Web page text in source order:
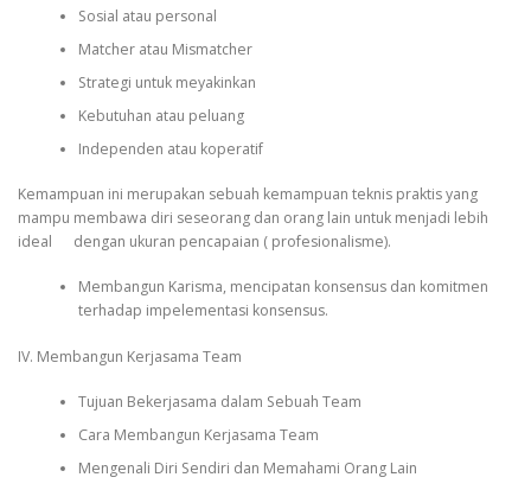
Sosial atau personal
Matcher atau Mismatcher
Strategi untuk meyakinkan
Kebutuhan atau peluang
Independen atau koperatif
Kemampuan ini merupakan sebuah kemampuan teknis praktis yang
mampu membawa diri seseorang dan orang lain untuk menjadi lebih
ideal dengan ukuran pencapaian ( profesionalisme).
Membangun Karisma, mencipatan konsensus dan komitmen
terhadap impelementasi konsensus.
IV. Membangun Kerjasama Team
Tujuan Bekerjasama dalam Sebuah Team
Cara Membangun Kerjasama Team
Mengenali Diri Sendiri dan Memahami Orang Lain